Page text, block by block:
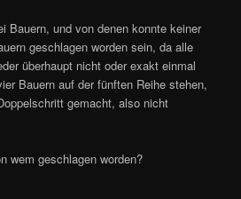
Bauern, und von denen konnte keiner
geschlagen worden sein, da alle
überhaupt nicht oder exakt einmal
Bauern auf der fünften Reihe stehen,
gemacht, also nicht
wem geschlagen worden?